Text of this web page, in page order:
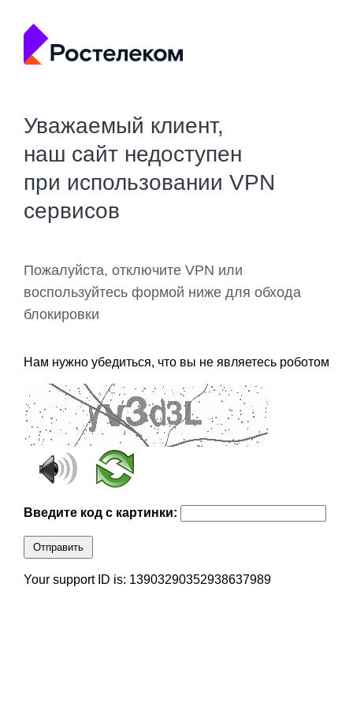
Уважаемый клиент,
наш сайт недоступен
при использовании VPN
сервисов
Пожалуйста, отключите VPN или
воспользуйтесь формой ниже для обхода
блокировки
Нам нужно убедиться, что вы не являетесь роботом
Введите код с картинки:
Отправить
Your support ID is: 13903290352938637989